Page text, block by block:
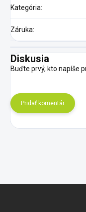
Kategória:
Záruka:
Diskusia
Buďte prvý, kto napíše
Pridať komentár